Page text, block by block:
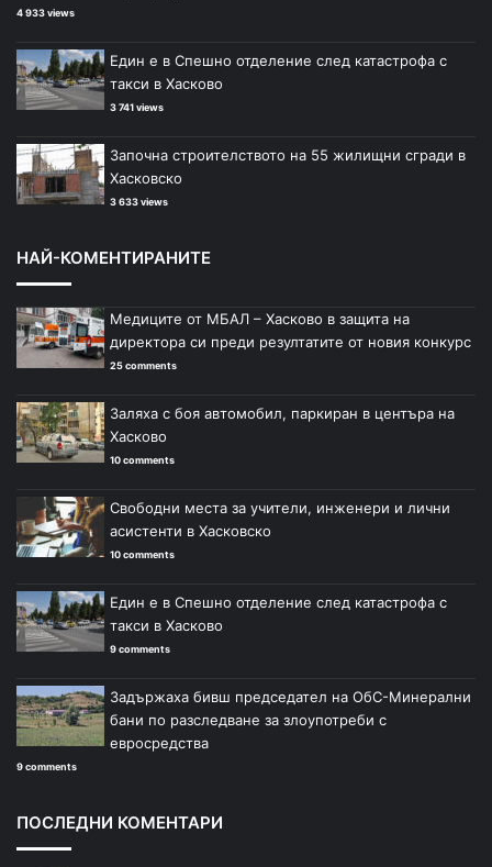
4 933 views
Един е в Спешно отделение след катастрофа с
такси в Хасково
3 741 views
Започна строителството на 55 жилищни сгради в
Хасковско
3 633 views
НАЙ-КОМЕНТИРАНИТЕ
Медиците от МБАЛ – Хасково в защита на
директора си преди резултатите от новия конкурс
25 comments
Заляха с боя автомобил, паркиран в центъра на
Хасково
10 comments
Свободни места за учители, инженери и лични
асистенти в Хасковско
10 comments
Един е в Спешно отделение след катастрофа с
такси в Хасково
9 comments
Задържаха бивш председател на ОбС-Минерални
бани по разследване за злоупотреби с
евросредства
9 comments
ПОСЛЕДНИ КОМЕНТАРИ